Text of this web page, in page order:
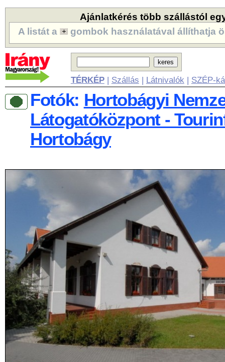
Ajánlatkérés több szállástól
A listát a
gombok használatával állíthatja
TÉRKÉP| Szállás | Látnivalók | SZÉP-
Fotók: Hortobágyi
Látogatóközpont -
Hortobágy